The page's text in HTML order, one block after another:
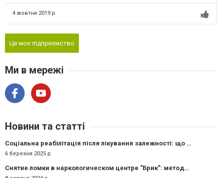
4 жовтня 2019 р.
Це моє підприємство
Ми в мережі
Новини та статті
Соціальна реабілітація після лікування залежності: що важливо для повернення до нормального життя?
6 березня 2025 р.
Снятие ломки в наркологическом центре "Брик": методики и подходы